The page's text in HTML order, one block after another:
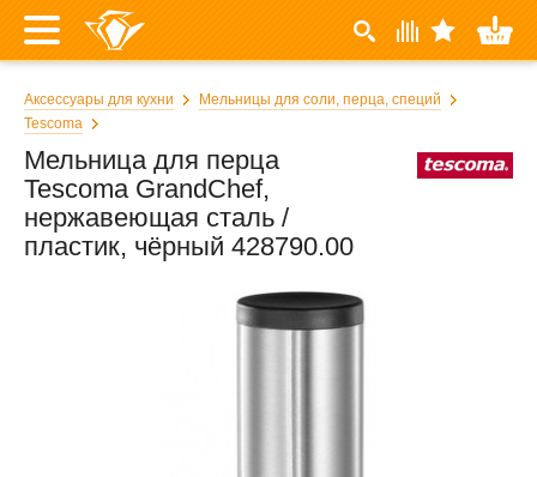
Аксессуары для кухни
Мельницы для соли, перца, специй
Tescoma
Мельница для перца
Tescoma GrandChef,
нержавеющая сталь /
пластик, чёрный 428790.00